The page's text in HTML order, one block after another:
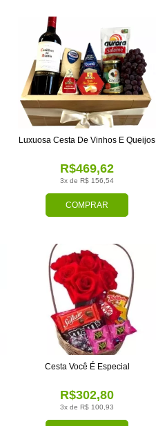
COMPRAR
3x de R$ 156,54
R$469,62
Luxuosa Cesta De Vinhos E Queijos
3x de R$ 100,93
R$302,80
Cesta Você É Especial